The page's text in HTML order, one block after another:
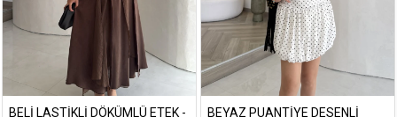
BELI LASTIKLI DÖKÜMLÜ ETEK -
BEYAZ PUANTIYE DESENLI